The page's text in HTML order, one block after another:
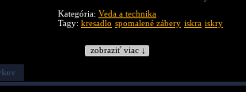
Kategória: Veda a technika
Tagy: kresadlo spomalené zábery iskra iskry
zobraziť viac ↓